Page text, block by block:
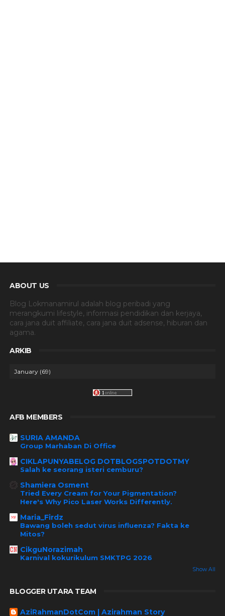
ABOUT US
Blog Lokmanamirul adalah blog peribadi yang
merangkumi lifestyle, informasi pendidikan dan kerjaya,
cara jana duit affiliate, cara jana duit adsense, hiburan dan
agama.
ARKIB
AFB MEMBERS
SURIA AMANDA
Group Marhaban Di Office
CIKLAPUNYABELOG DOTBLOGSPOTDOTMY
Salah ke seorang isteri cemburu?
Shamiera Osment
Tried Every Cream for Your Pigmentation?
Here's Why Pico Laser Works Differently.
Maria_Firdz
Bawang boleh sedut virus influenza? Fakta ke
Mitos?
CikguNorazimah
Karnival kokurikulum SMKTPG 2026
Show All
BLOGGER UTARA TEAM
AziRahmanDotCom | Azirahman Story